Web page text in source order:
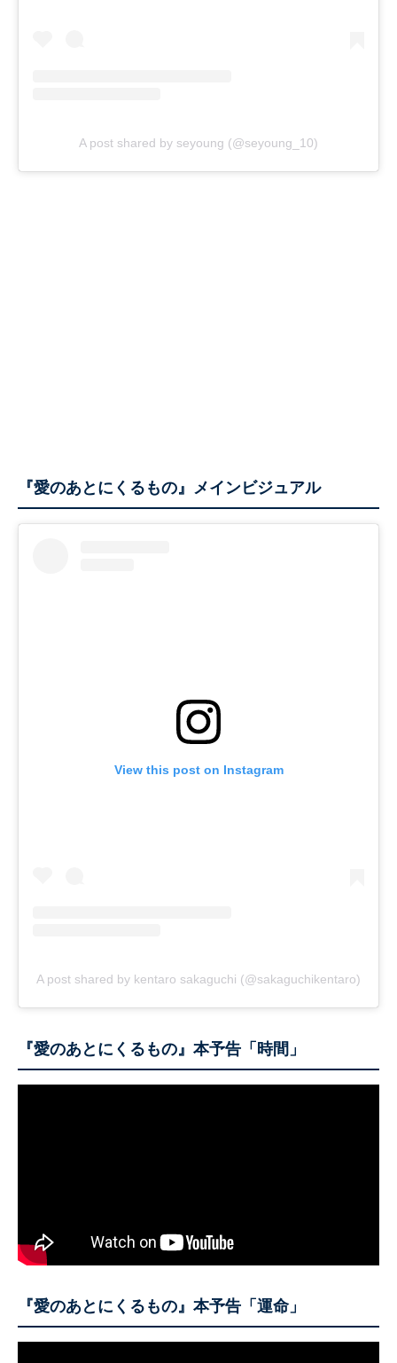
A post shared by seyoung (@seyoung_10)
『愛のあとにくるもの』メインビジュアル
View this post on Instagram
A post shared by kentaro sakaguchi (@sakaguchikentaro)
『愛のあとにくるもの』本予告「時間」
『愛のあとにくるもの』本予告「運命」